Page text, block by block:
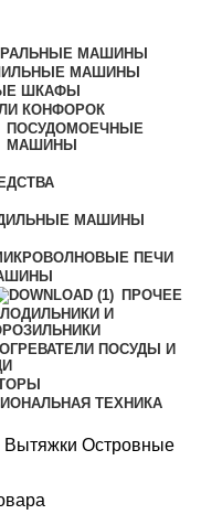
МАШИНЫ
МАШИНЫ
ШКАФЫ
КОНФОРОК
ПОСУДОМОЕЧНЫЕ
МАШИНЫ
МАШИНЫ
ПЕЧИ
ПРОЧЕЕ
И
ПОСУДЫ И
ТЕХНИКА
Вытяжки Островные